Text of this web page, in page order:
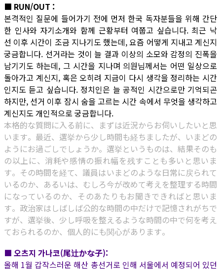
■ RUN/OUT :
본격적인 질문에 들어가기 전에 먼저 한국 독자분들을 위해 간단
한 인사와 자기소개와 함께 근황부터 여쭙고 싶습니다. 최근 낙
선 이후 시간이 조금 지나기도 했는데, 요즘 어떻게 지내고 계신지
궁금합니다. 선거라는 것이 늘 결과 이상의 소모와 감정의 진폭을
남기기도 하는데, 그 시간을 지나며 의원님께서는 어떤 일상으로
돌아가고 계신지, 혹은 오히려 지금이 다시 생각을 정리하는 시간
인지도 듣고 싶습니다. 정치인은 늘 공적인 시간으로만 기억되곤
하지만, 선거 이후 잠시 숨을 고르는 시간 속에서 무엇을 생각하고
계신지도 개인적으로 궁금합니다.
本格的な質問に入る前に、まずは近況からお伺いしたいと思
います。最近、選挙から少し時間も経ちましたが、いまどの
ようにお過ごしでしょうか。選挙というものは、結果そのも
の以上に、消耗や感情の振れ幅を残すことも多いと思いま
す。その時間を経て、議員はいまどのような日常に戻られて
いるのか、あるいは、むしろ今が改めて考えを整理する時間
になっているのか、そのあたりもお聞きできればと思いま
す。政治家はしばしば公的な時間の中だけで記憶されがちで
すが、選挙後、少し呼吸を整えるような時間の中で何を考え
ておられるのか、個人的にも関心があります。
■ 오츠지 가나코(尾辻かな子):
올해 1월 갑작스러운 해산 총선거로 인해 서울에서 예정되어 있던